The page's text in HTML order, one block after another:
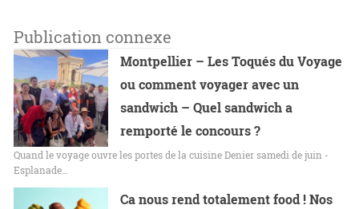
Publication connexe
Montpellier – Les Toqués du Voyage
ou comment voyager avec un
sandwich – Quel sandwich a
remporté le concours ?
Quand le voyage ouvre les portes de la cuisine Denier samedi de juin -
Esplanade…
Ca nous rend totalement food ! Nos